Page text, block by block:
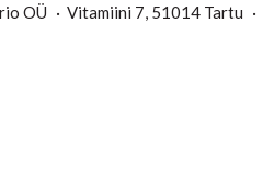
OÜ Vitamiini 7, 51014 Tartu